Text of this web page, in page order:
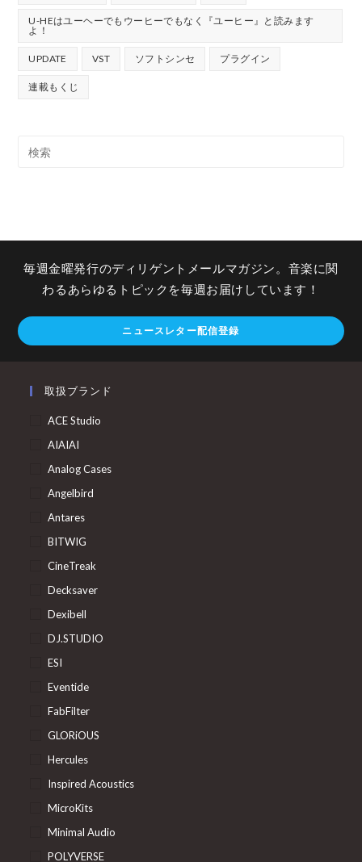
U-HEはユーヘーでもウーヒーでもなく『ユーヒー』と読みます
よ！
UPDATE VST ソフトシンセ プラグイン
連載もくじ
毎週金曜発行のディリゲントメールマガジン。音楽に関
わるあらゆるトピックを毎週お届けしています！
ニュースレター配信登録
取扱ブランド
ACE Studio
AIAIAI
Analog Cases
Angelbird
Antares
BITWIG
CineTreak
Decksaver
Dexibell
DJ.STUDIO
ESI
Eventide
FabFilter
GLORiOUS
Hercules
Inspired Acoustics
MicroKits
Minimal Audio
POLYVERSE